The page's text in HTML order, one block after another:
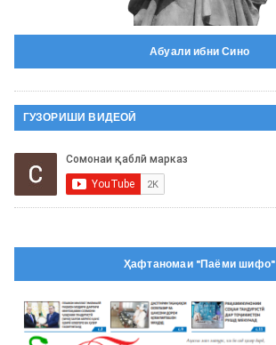
Абуали ибни Сино
ГУЗОРИШИ ВИДЕОӢ
Ҳафтаномаи "Паёми шифо"